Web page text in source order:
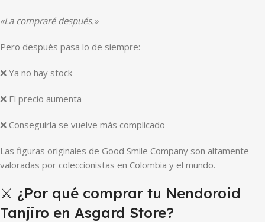
«La compraré después.»
Pero después pasa lo de siempre:
❌ Ya no hay stock
❌ El precio aumenta
❌ Conseguirla se vuelve más complicado
Las figuras originales de Good Smile Company son altamente
valoradas por coleccionistas en Colombia y el mundo.
⚔️ ¿Por qué comprar tu Nendoroid
Tanjiro en Asgard Store?